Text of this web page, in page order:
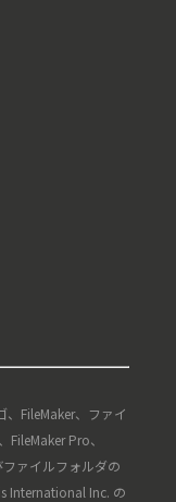
FileMaker、ファイ
Pro、
ファイルフォルダの
International Inc. の